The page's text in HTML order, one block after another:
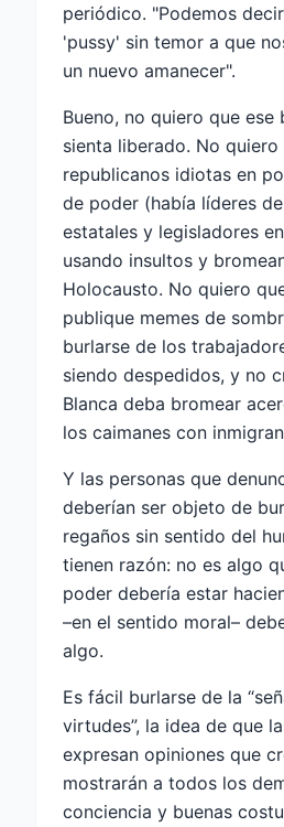
periódico. "Podemos
'pussy' sin temor a que
un nuevo amanecer".
Bueno, no quiero que ese
sienta liberado. No
republicanos idiotas en
de poder (había líderes
estatales y legisladores
usando insultos y
Holocausto. No quiero
publique memes de
burlarse de los
siendo despedidos, y no
Blanca deba bromear
los caimanes con
Y las personas que
deberían ser objeto de
regaños sin sentido del
tienen razón: no es algo
poder debería estar
–en el sentido moral–
algo.
Es fácil burlarse de la
virtudes”, la idea de que
expresan opiniones que
mostrarán a todos los
conciencia y buenas